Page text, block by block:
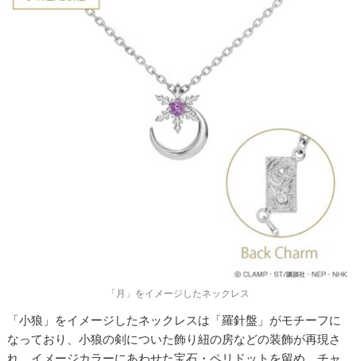
「月」をイメージしたネックレス
「小狼」をイメージしたネックレスは「羅針盤」がモチーフに
なっており、小狼の剣についた飾り紐の房などの装飾が再現さ